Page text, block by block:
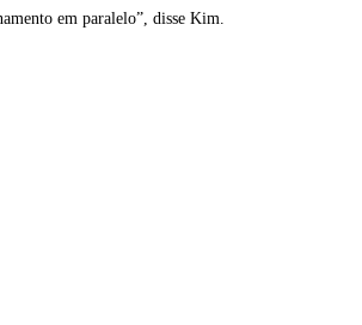
em paralelo”, disse Kim.